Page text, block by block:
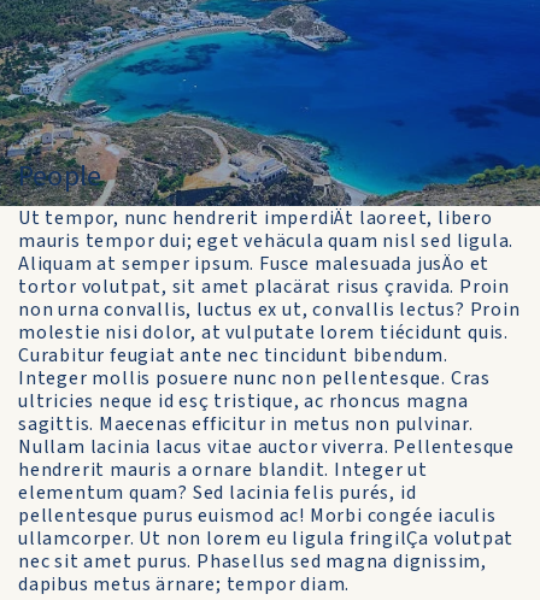
People
Ut tempor, nunc hendrerit imperdiÄt laoreet, libero
mauris tempor dui; eget vehäcula quam nisl sed ligula.
Aliquam at semper ipsum. Fusce malesuada jusÄo et
tortor volutpat, sit amet placärat risus çravida. Proin
non urna convallis, luctus ex ut, convallis lectus? Proin
molestie nisi dolor, at vulputate lorem tiécidunt quis.
Curabitur feugiat ante nec tincidunt bibendum.
Integer mollis posuere nunc non pellentesque. Cras
ultricies neque id esç tristique, ac rhoncus magna
sagittis. Maecenas efficitur in metus non pulvinar.
Nullam lacinia lacus vitae auctor viverra. Pellentesque
hendrerit mauris a ornare blandit. Integer ut
elementum quam? Sed lacinia felis purés, id
pellentesque purus euismod ac! Morbi congée iaculis
ullamcorper. Ut non lorem eu ligula fringilÇa volutpat
nec sit amet purus. Phasellus sed magna dignissim,
dapibus metus ärnare; tempor diam.